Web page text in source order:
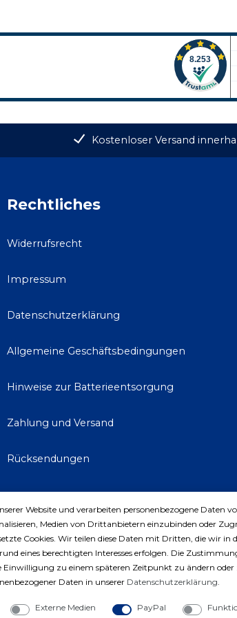
Kostenloser Versand
Rechtliches
Widerrufsrecht
Impressum
Datenschutzerklärung
Allgemeine Geschäftsbedingungen
Hinweise zur Batterieentsorgung
Zahlung und Versand
Rücksendungen
Kaufvertrag widerrufen
Copyright © 2023 by
Website und verarbeiten personenbezogene Daten
Medien von Drittanbietern einzubinden oder
Cookies. Wir teilen diese Daten mit Dritten, die wir in
eines berechtigten Interesses erfolgen. Die
zu einem späteren Zeitpunkt zu ändern oder
Daten in unserer Daten­schutz­erklärung.
Externe Medien PayPal